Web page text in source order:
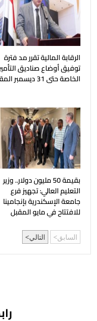
الرقابة المالية تقرر مد فترة
توفيق أوضاع صناديق
الخاصة حتى 31 ديسمبر المقبل
بقيمة 50 مليون دولار.. وزير
التعليم العالي: تجهيز فرع
جامعة الإسكندرية بإنجامينا
للافتتاح في مايو المقبل
السابق التالي